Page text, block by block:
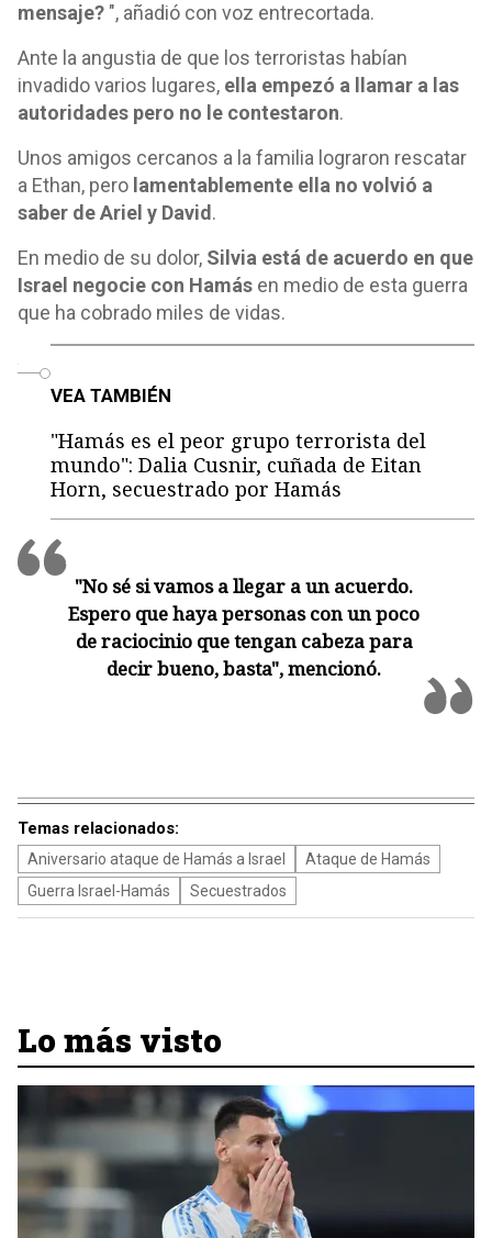
mensaje? ", añadió con voz entrecortada.
Ante la angustia de que los terroristas habían
invadido varios lugares, ella empezó a llamar a las
autoridades pero no le contestaron.
Unos amigos cercanos a la familia lograron rescatar
a Ethan, pero lamentablemente ella no volvió a
saber de Ariel y David .
En medio de su dolor, Silvia está de acuerdo en que
Israel negocie con Hamás en medio de esta guerra
que ha cobrado miles de vidas.
VEA TAMBIÉN
"Hamás es el peor grupo terrorista del
mundo": Dalia Cusnir, cuñada de Eitan
Horn, secuestrado por Hamás
"No sé si vamos a llegar a un acuerdo.
Espero que haya personas con un poco
de raciocinio que tengan cabeza para
decir bueno, basta", mencionó.
Temas relacionados:
Aniversario ataque de Hamás a Israel
Ataque de Hamás
Guerra Israel-Hamás
Secuestrados
Lo más visto